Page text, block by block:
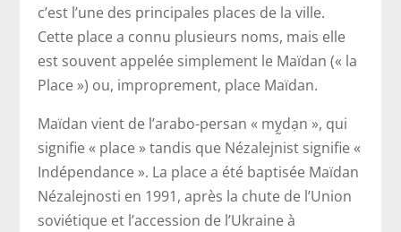
c’est l’une des principales places de la ville.
Cette place a connu plusieurs noms, mais elle
est souvent appelée simplement le Maïdan (« la
Place ») ou, improprement, place Maïdan.
Maïdan vient de l’arabo-persan « my̰dạn », qui
signifie « place » tandis que Nézalejnist signifie «
Indépendance ». La place a été baptisée Maïdan
Nézalejnosti en 1991, après la chute de l’Union
soviétique et l’accession de l’Ukraine à